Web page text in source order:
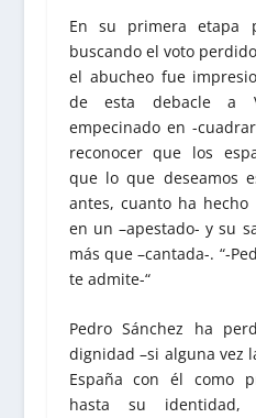
En su primera etapa
buscando el voto
el abucheo fue
de esta debacle a
empecinado en -
reconocer que los
que lo que deseamos
antes, cuanto ha
en un –apestado- y su
más que –cantada-. “-
te admite-“
Pedro Sánchez ha
dignidad –si alguna vez
España con él como
hasta su